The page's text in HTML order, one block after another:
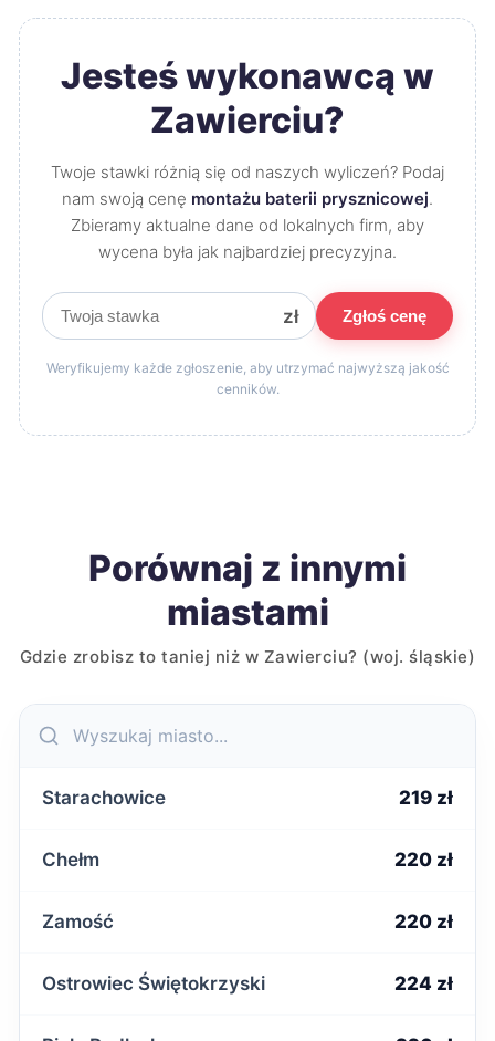
Jesteś wykonawcą w
Zawierciu?
Twoje stawki różnią się od naszych wyliczeń? Podaj
nam swoją cenę montażu baterii prysznicowej.
Zbieramy aktualne dane od lokalnych firm, aby
wycena była jak najbardziej precyzyjna.
zł Zgłoś cenę
Weryfikujemy każde zgłoszenie, aby utrzymać najwyższą jakość
cenników.
Porównaj z innymi
miastami
Gdzie zrobisz to taniej niż w Zawierciu? (woj. śląskie)
Starachowice 219 zł
Chełm 220 zł
Zamość 220 zł
Ostrowiec Świętokrzyski 224 zł